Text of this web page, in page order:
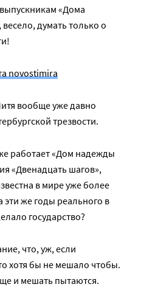
«Дома
думать только о
novostimira
вообще уже давно
трезвости.
работает «Дом надежды
«Двенадцать шагов»,
в мире уже более
эти же годы реального в
государство?
что, уж, если
хотя бы не мешало чтобы.
и мешать пытаются.